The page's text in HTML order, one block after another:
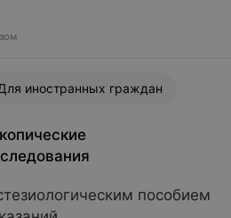
иностранных граждан
пособием